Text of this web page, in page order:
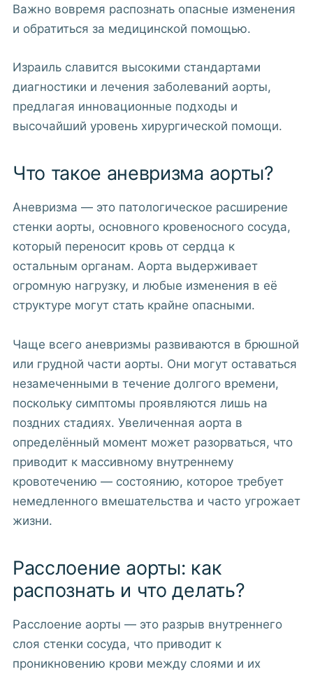
Важно вовремя распознать опасные изменения
и обратиться за медицинской помощью.
Израиль славится высокими стандартами
диагностики и лечения заболеваний аорты,
предлагая инновационные подходы и
высочайший уровень хирургической помощи.
Что такое аневризма аорты?
Аневризма — это патологическое расширение
стенки аорты, основного кровеносного сосуда,
который переносит кровь от сердца к
остальным органам. Аорта выдерживает
огромную нагрузку, и любые изменения в её
структуре могут стать крайне опасными.
Чаще всего аневризмы развиваются в брюшной
или грудной части аорты. Они могут оставаться
незамеченными в течение долгого времени,
поскольку симптомы проявляются лишь на
поздних стадиях. Увеличенная аорта в
определённый момент может разорваться, что
приводит к массивному внутреннему
кровотечению — состоянию, которое требует
немедленного вмешательства и часто угрожает
жизни.
Расслоение аорты: как
распознать и что делать?
Расслоение аорты — это разрыв внутреннего
слоя стенки сосуда, что приводит к
проникновению крови между слоями и их